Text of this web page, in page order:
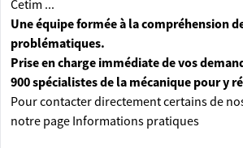
Cetim ...
Une équipe formée à la compréhension
problématiques.
Prise en charge immédiate de vos
900 spécialistes de la mécanique pour y
Pour contacter directement certains de
notre page Informations pratiques